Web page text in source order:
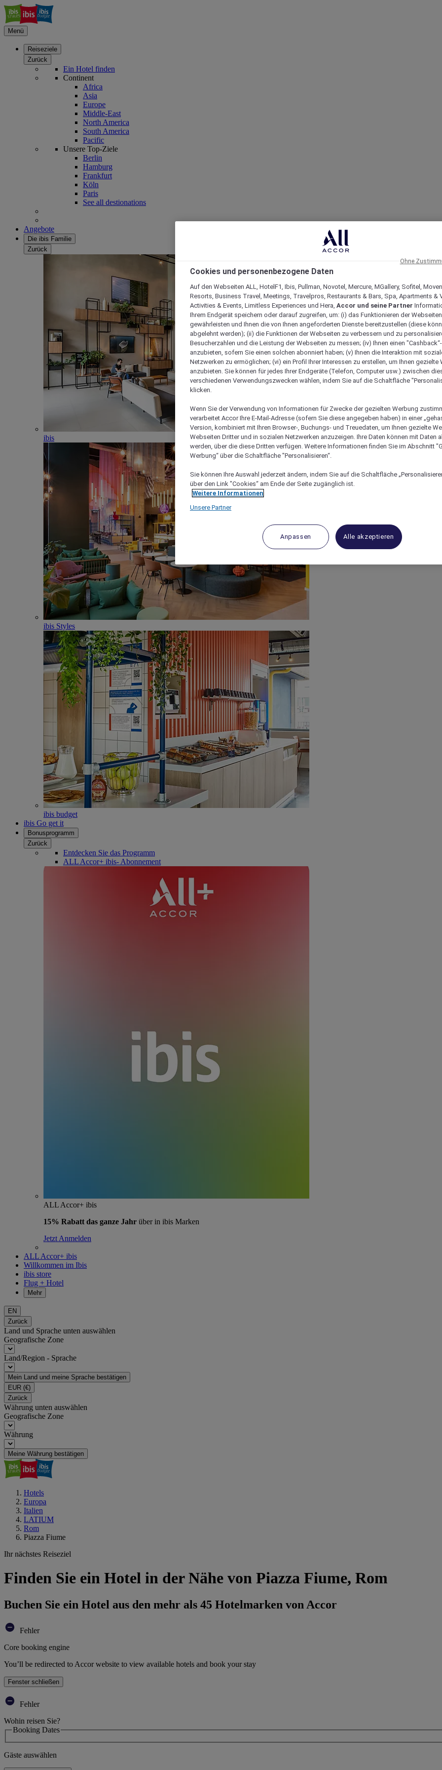
Menü
Reiseziele
Zurück
Ein Hotel finden
Continent
Africa
Asia
Europe
Middle-East
North America
South America
Pacific
Unsere Top-Ziele
Berlin
Hamburg
Frankfurt
Köln
Paris
See all destionations
Angebote
Die ibis Familie
Zurück
ibis
ibis Styles
ibis budget
ibis Go get it
Bonusprogramm
Zurück
Entdecken Sie das Programm
ALL Accor+ ibis- Abonnement
ALL Accor+ ibis
15% Rabatt das ganze Jahr über in ibis Marken
Jetzt Anmelden
ALL Accor+ ibis
Willkommen im Ibis
ibis store
Flug + Hotel
Mehr
EN
Zurück
Land und Sprache unten auswählen
Geografische Zone
Land/Region - Sprache
Mein Land und meine Sprache bestätigen
EUR (€)
Zurück
Währung unten auswählen
Geografische Zone
Währung
Meine Währung bestätigen
Hotels
Europa
Italien
LATIUM
Rom
Piazza Fiume
Ihr nächstes Reiseziel
Finden Sie ein Hotel in der Nähe von Piazza Fiume, Rom
Buchen Sie ein Hotel aus den mehr als 45 Hotelmarken von Accor
Fehler
Core booking engine
You’ll be redirected to Accor website to view available hotels and book your stay
Fenster schließen
Fehler
Wohin reisen Sie?
Booking Dates
Gäste auswählen
Cookies und personenbezogene Daten
Auf den Webseiten ALL, HotelF1, Ibis, Pullman, Novotel, Mercure, MGallery, Sofitel,
Resorts, Business Travel, Meetings, Travelpros, Restaurants & Bars, Spa, Apartments &
Activities & Events, Limitless Experiences und Hera, Accor und seine Partner
Ihrem Endgerät speichern oder darauf zugreifen, um: (i) das Funktionieren der
gewährleisten und Ihnen die von Ihnen angeforderten Dienste bereitzustellen (diese
abgelehnt werden); (ii) die Funktionen der Webseiten zu verbessern und zu
Besucherzahlen und die Leistung der Webseiten zu messen; (iv) Ihnen einen
anzubieten, sofern Sie einen solchen abonniert haben; (v) Ihnen die Interaktion mit
Netzwerken zu ermöglichen; (vi) ein Profil Ihrer Interessen zu erstellen, um Ihnen gezielte
anzubieten. Sie können für jedes Ihrer Endgeräte (Telefon, Computer usw.) zwischen
verschiedenen Verwendungszwecken wählen, indem Sie auf die Schaltfläche
klicken.
Wenn Sie der Verwendung von Informationen für Zwecke der gezielten Werbung
verarbeitet Accor Ihre E-Mail-Adresse (sofern Sie diese angegeben haben) in einer
Version, kombiniert mit Ihren Browser-, Buchungs- und Treuedaten, um Ihnen gezielte
Webseiten Dritter und in sozialen Netzwerken anzuzeigen. Ihre Daten können mit Daten
werden, über die diese Dritten verfügen. Weitere Informationen finden Sie im Abschnitt
Werbung“ über die Schaltfläche "Personalisieren“.
Sie können Ihre Auswahl jederzeit ändern, indem Sie auf die Schaltfläche
über den Link "Cookies“ am Ende der Seite zugänglich ist.
Weitere Informationen
Unsere Partner
Anpassen Alle akzeptieren
Ohne